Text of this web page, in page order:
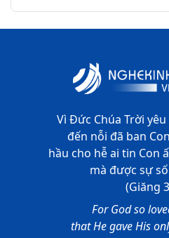
Vì Đức Chúa Trời
đến nỗi đã ban
hầu cho hễ ai tin Con
mà được sự
(Giăng
For God so
that He gave His